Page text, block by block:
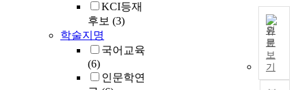
KCI등재
후보 (3)
학술지명
국어교육
(6)
인문학연
원
문
보
기